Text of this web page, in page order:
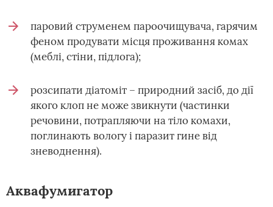
паровий струменем пароочищувача, гарячим
феном продувати місця проживання комах
(меблі, стіни, підлога);
розсипати діатоміт – природний засіб, до дії
якого клоп не може звикнути (частинки
речовини, потрапляючи на тіло комахи,
поглинають вологу і паразит гине від
зневоднення).
Аквафумигатор